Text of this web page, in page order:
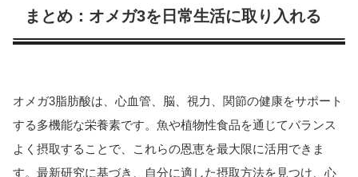
まとめ：オメガ3を日常生活に取り入れる
オメガ3脂肪酸は、心血管、脳、視力、関節の健康をサポート
する多機能な栄養素です。魚や植物性食品を通じてバランス
よく摂取することで、これらの恩恵を最大限に活用できま
す。最新研究に基づき、自分に適した摂取方法を見つけ、心